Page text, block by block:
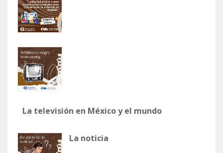
La televisión en México y el mundo
La noticia